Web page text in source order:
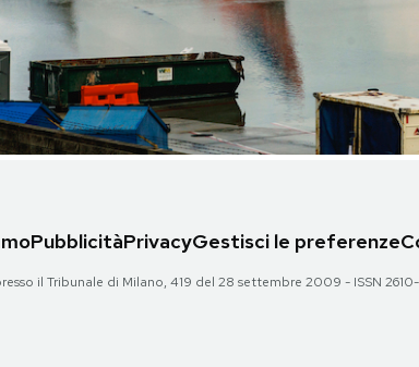
PubblicitàPrivacyGestisci le preferenze
il Tribunale di Milano, 419 del 28 settembre 2009 - ISSN